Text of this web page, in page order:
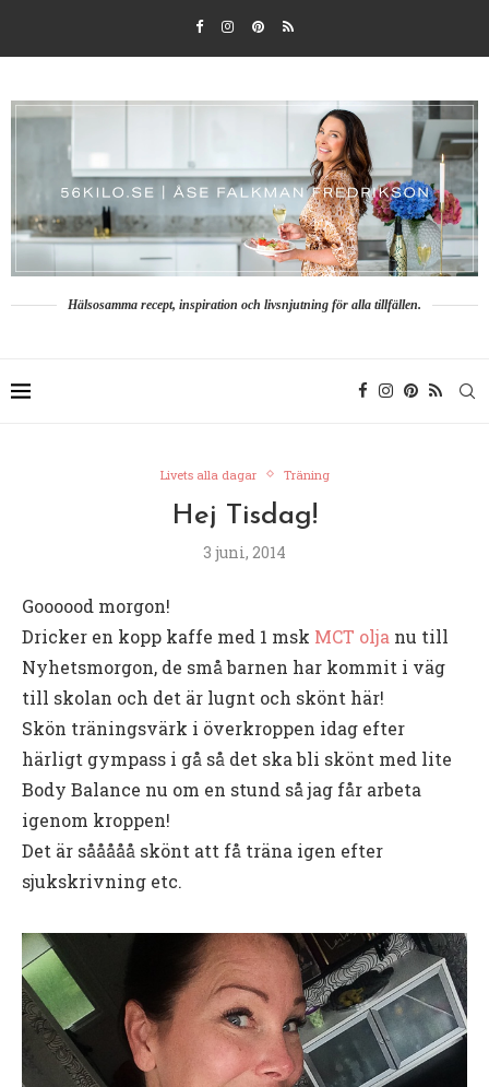
Hälsosamma recept, inspiration och livsnjutning för alla tillfällen.
Livets alla dagar Träning
Hej Tisdag!
3 juni, 2014
Goooood morgon!
Dricker en kopp kaffe med 1 msk MCT olja nu till
Nyhetsmorgon, de små barnen har kommit i väg
till skolan och det är lugnt och skönt här!
Skön träningsvärk i överkroppen idag efter
härligt gympass i gå så det ska bli skönt med lite
Body Balance nu om en stund så jag får arbeta
igenom kroppen!
Det är sååååå skönt att få träna igen efter
sjukskrivning etc.